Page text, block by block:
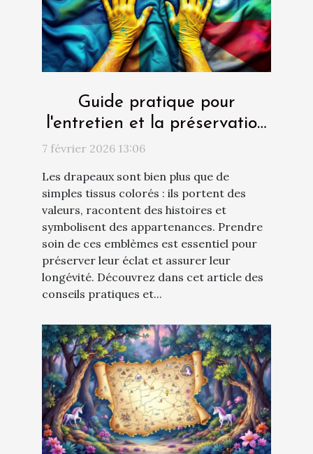
Guide pratique pour
l'entretien et la préservation
des drapeaux
7 février 2026 13:06
Les drapeaux sont bien plus que de
simples tissus colorés : ils portent des
valeurs, racontent des histoires et
symbolisent des appartenances. Prendre
soin de ces emblèmes est essentiel pour
préserver leur éclat et assurer leur
longévité. Découvrez dans cet article des
conseils pratiques et...